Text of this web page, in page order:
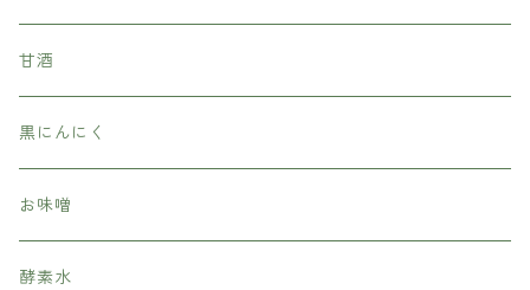
甘酒
黒にんにく
お味噌
酵素水